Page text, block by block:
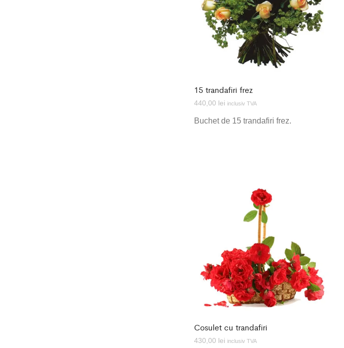
15 trandafiri frez
440,00 lei inclusiv TVA
Buchet de 15 trandafiri frez.
Cosulet cu trandafiri
430,00 lei inclusiv TVA